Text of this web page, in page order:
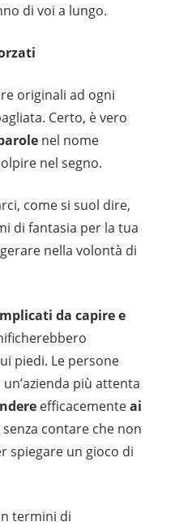
di voi a lungo.
originali ad ogni
Certo, è vero
nel nome
nel segno.
come si suol dire,
di fantasia per la tua
nella volontà di
da capire e
piedi. Le persone
più attenta
efficacementeai
contare che non
spiegare un gioco di
termini di